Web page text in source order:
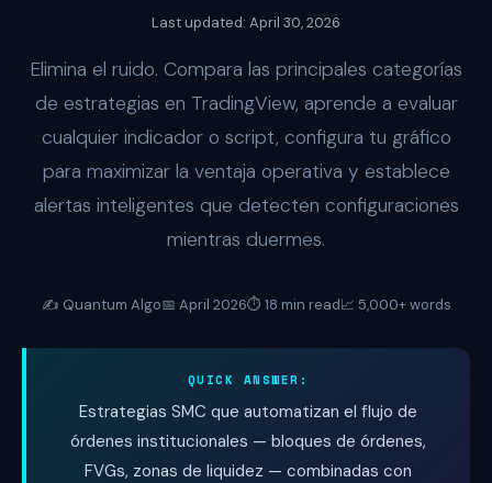
Last updated: April 30, 2026
Elimina el ruido. Compara las principales categorías
de estrategias en TradingView, aprende a evaluar
cualquier indicador o script, configura tu gráfico
para maximizar la ventaja operativa y establece
alertas inteligentes que detecten configuraciones
mientras duermes.
✍️ Quantum Algo📅 April 2026⏱️ 18 min read📈 5,000+ words
QUICK ANSWER:
Estrategias SMC que automatizan el flujo de
órdenes institucionales — bloques de órdenes,
FVGs, zonas de liquidez — combinadas con